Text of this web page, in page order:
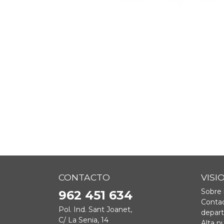
CONTACTO
962 451 634
Pol. Ind. Sant Joanet,
C/ La Senia, 14
Sobre